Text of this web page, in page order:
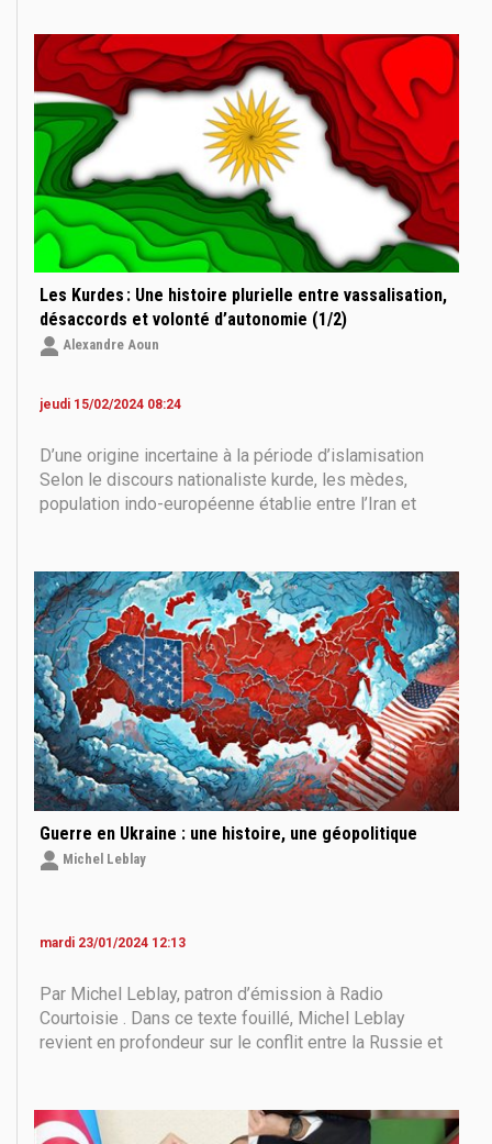
soubresauts de l’Histoire régionale. Soumis en
période de
Les Kurdes : Une histoire plurielle entre vassalisation,
désaccords et volonté d’autonomie (1/2)
Alexandre Aoun
jeudi 15/02/2024 08:24
D’une origine incertaine à la période d’islamisation
Selon le discours nationaliste kurde, les mèdes,
population indo-européenne établie entre l’Iran et
comme le début de l’ère kurde selon l’historicité
Guerre en Ukraine : une histoire, une géopolitique
Michel Leblay
mardi 23/01/2024 12:13
Par Michel Leblay, patron d’émission à Radio
Courtoisie . Dans ce texte fouillé, Michel Leblay
revient en profondeur sur le conflit entre la Russie et
site Polemia Loin d’avoir été